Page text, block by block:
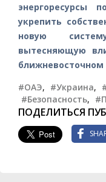
энергоресурсы
укрепить
новую
вытесняющую
#ОАЭ, #Украина,
#Безопасность,
ПОДЕЛИТЬСЯ